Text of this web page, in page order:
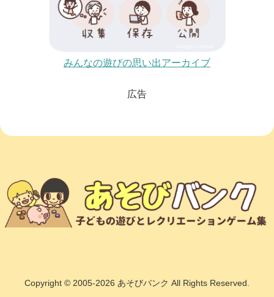
みんなの遊びの思い出アーカイブ
広告
Copyright © 2005-2026 あそびバンク All Rights Reserved.